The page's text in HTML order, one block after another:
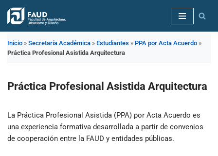
Saltar
contenido
Inicio » Secretaría Académica » Estudiantes » PPA por Acta Acuerdo »
Práctica Profesional Asistida Arquitectura
Práctica Profesional Asistida Arquitectura
La Práctica Profesional Asistida (PPA) por Acta Acuerdo es
una experiencia formativa desarrollada a partir de convenios
de cooperación entre la FAUD y entidades públicas.